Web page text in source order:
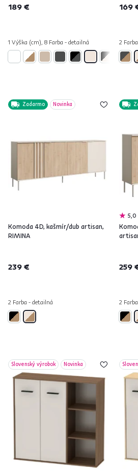
189 €
1 Výška (cm), 8 Farba - detailná
169
2
Zadarmo Novinka
Komoda 4D, kašmír/dub artisan,
RIMINA
239 €
2 Farba - detailná
5,0
259
2
Slovenský výrobok Novinka